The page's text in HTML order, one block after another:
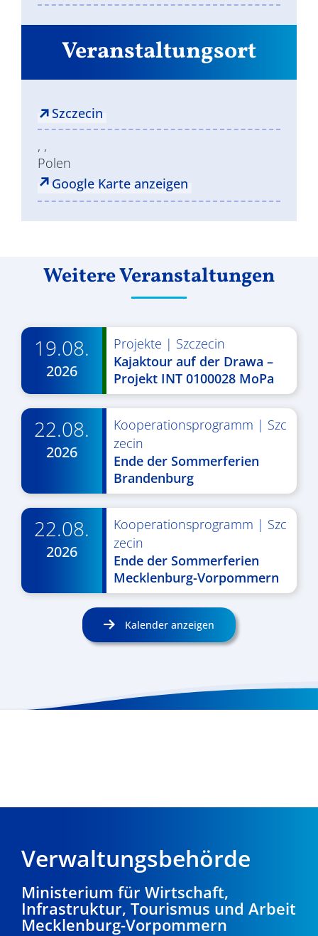
Veranstaltungsort
Szczecin
, ,
Polen
Google Karte anzeigen
Weitere Veranstaltungen
19.08.
2026
Projekte | Szczecin
Kajaktour auf der Drawa –
Projekt INT 0100028 MoPa
22.08.
2026
Kooperationsprogramm | Szc
zecin
Ende der Sommerferien
Brandenburg
22.08.
2026
Kooperationsprogramm | Szc
zecin
Ende der Sommerferien
Mecklenburg-Vorpommern
Kalender anzeigen
Verwaltungsbehörde
Ministerium für Wirtschaft,
Infrastruktur, Tourismus und Arbeit
Mecklenburg-Vorpommern